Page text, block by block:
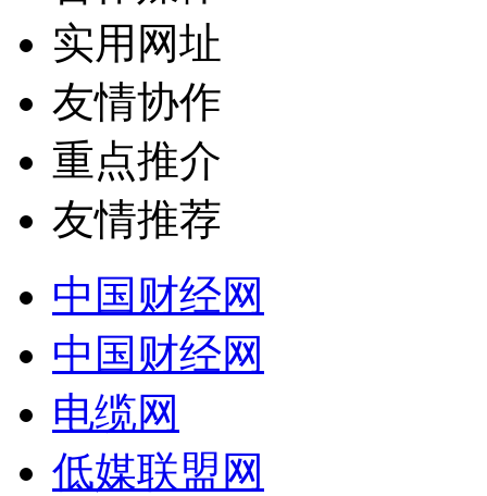
实用网址
友情协作
重点推介
友情推荐
中国财经网
中国财经网
电缆网
低媒联盟网